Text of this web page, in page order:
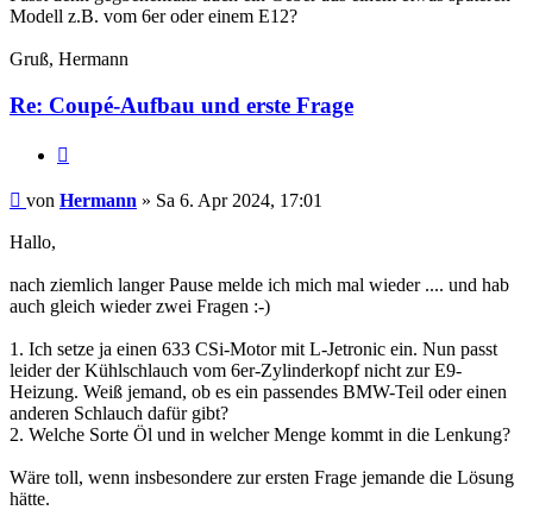
Modell z.B. vom 6er oder einem E12?
Gruß, Hermann
Re: Coupé-Aufbau und erste Frage
von Hermann » Sa 6. Apr 2024, 17:01
Hallo,
nach ziemlich langer Pause melde ich mich mal wieder .... und hab
auch gleich wieder zwei Fragen :-)
1. Ich setze ja einen 633 CSi-Motor mit L-Jetronic ein. Nun passt
leider der Kühlschlauch vom 6er-Zylinderkopf nicht zur E9-
Heizung. Weiß jemand, ob es ein passendes BMW-Teil oder einen
anderen Schlauch dafür gibt?
2. Welche Sorte Öl und in welcher Menge kommt in die Lenkung?
Wäre toll, wenn insbesondere zur ersten Frage jemande die Lösung
hätte.